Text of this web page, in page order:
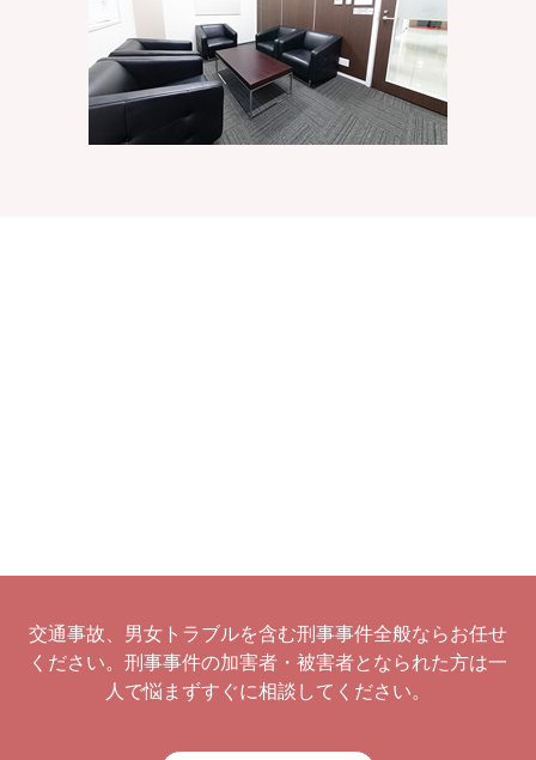
交通事故、男女トラブルを含む刑事事件全般ならお任せ
ください。刑事事件の加害者・被害者となられた方は一
人で悩まずすぐに相談してください。